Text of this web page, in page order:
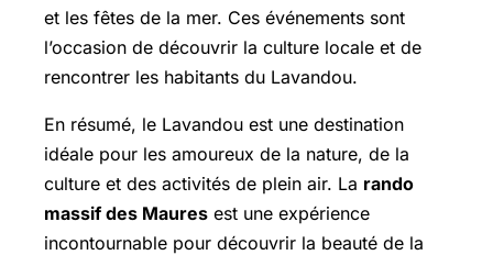
et les fêtes de la mer. Ces événements sont
l’occasion de découvrir la culture locale et de
rencontrer les habitants du Lavandou.
En résumé, le Lavandou est une destination
idéale pour les amoureux de la nature, de la
culture et des activités de plein air. La rando
massif des Maures est une expérience
incontournable pour découvrir la beauté de la